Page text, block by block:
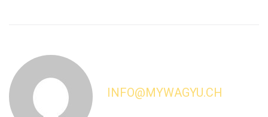
INFO@MYWAGYU.CH